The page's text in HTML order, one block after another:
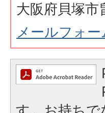
大阪府貝塚
メールフォ